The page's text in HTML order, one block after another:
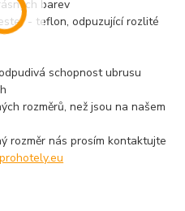
barev
- teflon, odpuzující rozlité
schopnost ubrusu
rozměrů, než jsou na našem
rozměr nás prosím kontaktujte